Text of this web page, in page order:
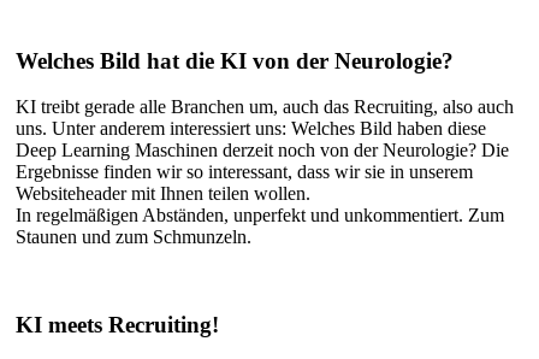
Welches Bild hat die KI von der Neurologie?
KI treibt gerade alle Branchen um, auch das Recruiting, also auch
uns. Unter anderem interessiert uns: Welches Bild haben diese
Deep Learning Maschinen derzeit noch von der Neurologie? Die
Ergebnisse finden wir so interessant, dass wir sie in unserem
Websiteheader mit Ihnen teilen wollen.
In regelmäßigen Abständen, unperfekt und unkommentiert. Zum
Staunen und zum Schmunzeln.
KI meets Recruiting!